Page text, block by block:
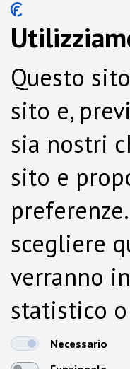
Questo
sito e,
sia nostri
sito e
scegliere
verranno
statistico
dallaNecessario